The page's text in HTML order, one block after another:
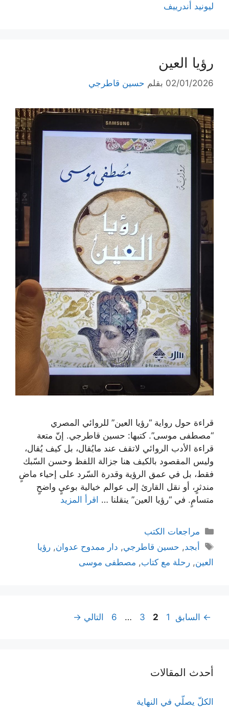
ليونيد أندرييف
رؤيا العين
02/01/2026 بقلم حسين قاطرجي
قراءة حول رواية “رؤيا العين” للروائي المصري
“مصطفى موسى”. كتبها: حسين قاطرجي. إنّ متعة
قراءة الأدب الروائي لاتقف عند مايُقال، بل كيف يُقال،
وليس المقصود بالكيف هنا جزالة اللفظ وحسن السّبك
فقط، بل في عمق الرؤية وقدرة السّرد على إحياء ماضٍ
مندثرٍ، أو نقل القارئ إلى عوالم خيالية بوعيٍ واضحٍ
متسامٍ. في “رؤيا العين” ينقلنا … اقرأ المزيد
التصنيفات
مراجعات الكتب
الوسوم
أبجد, حسين قاطرجي, دار ممدوح عدوان,رؤيا
العين, رحلة مع كتاب, مصطفى موسى
تصفّح
← السابق Page
1
Page
2
Page
3
…
Page
6 التالي →
أحدث المقالات
الكلّ يصلّي في النهاية